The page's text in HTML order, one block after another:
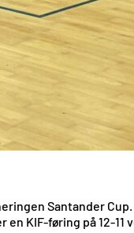
Santander
KIF-føring på 12-11